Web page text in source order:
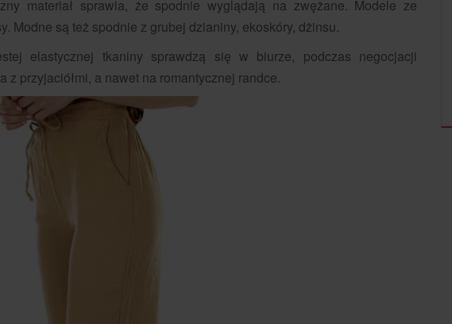
materiał sprawia, że spodnie wyglądają na zwężane. Modele ze
Modne są też spodnie z grubej dzianiny, ekoskóry, dżinsu.
elastycznej tkaniny sprawdzą się w biurze, podczas negocjacji
z przyjaciółmi, a nawet na romantycznej randce.ARANŻACJA POKOJU DZIECKA - JAK
URZĄDZIĆ POKÓJ...